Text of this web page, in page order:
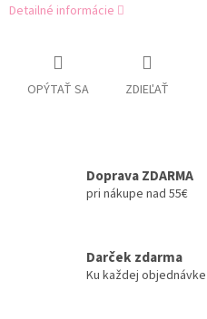
Detailné informácie
OPÝTAŤ SA ZDIEĽAŤ
Doprava ZDARMA
pri nákupe nad 55€
Darček zdarma
Ku každej objednávke